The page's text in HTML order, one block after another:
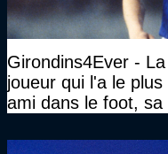
Girondins4Ever -
joueur qui l'a le
ami dans le foot,